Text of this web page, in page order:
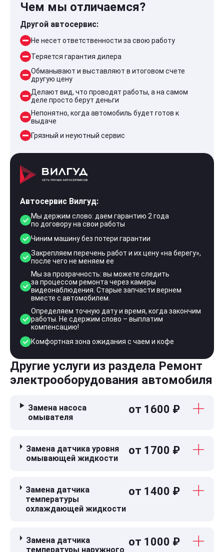
Чем мы отличаемся?
Другой автосервис:
Не несет ответственности за свою работу
Теряется гарантия дилера
Обманывают и выставляют в итоговом счете
другую цену
Делают вид, что проводят работы, а на самом
деле просто берут деньги
Непонятно, когда автомобиль будет готов к
выдаче
Грязный и неуютный сервис
Автосервис Вилгуд:
Мы держим слово: даем гарантию 2 года
по договору на свои работы
Чиним машину без потери гарантии
Закрепляем перечень работ и их цену «на берегу»,
после чего не меняем ее
Мы за прозрачность: вы можете следить
за процессом ремонта через камеры
видеонаблюдения. Старые запчасти вернем
вместе с автомобилем.
Определяем точную дату и время, когда закончим
работы. Не сдержим слово – выплатим
компенсацию!
Комфортная зона ожидания с чаем и кофе
Другие услуги из раздела Ремонт
электрооборудования автомобиля
Замена насоса
омывателя
от 1600 ₽
Замена датчика уровня
омывающей жидкости
от 1700 ₽
Замена датчика
температуры
охлаждающей жидкости
от 1400 ₽
Замена датчика
температуры наружного
от 1000 ₽